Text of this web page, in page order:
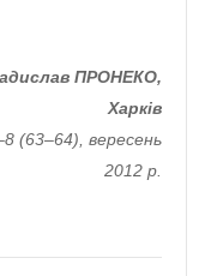
ПРОНЕКО,
Харків
(63–64), вересень
2012 р.